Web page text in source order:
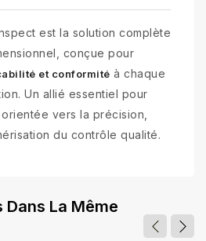
est la solution complète
conçue pour
et conformité à chaque
Un allié essentiel pour
vers la précision,
du contrôle qualité.
Dans La Même